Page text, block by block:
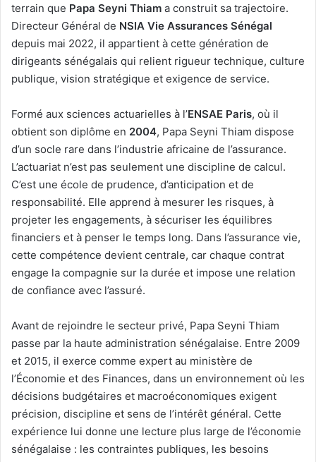
terrain que Papa Seyni Thiam a construit sa trajectoire.
Directeur Général de NSIA Vie Assurances Sénégal
depuis mai 2022, il appartient à cette génération de
dirigeants sénégalais qui relient rigueur technique, culture
publique, vision stratégique et exigence de service.
Formé aux sciences actuarielles à l’ENSAE Paris, où il
obtient son diplôme en 2004, Papa Seyni Thiam dispose
d’un socle rare dans l’industrie africaine de l’assurance.
L’actuariat n’est pas seulement une discipline de calcul.
C’est une école de prudence, d’anticipation et de
responsabilité. Elle apprend à mesurer les risques, à
projeter les engagements, à sécuriser les équilibres
financiers et à penser le temps long. Dans l’assurance vie,
cette compétence devient centrale, car chaque contrat
engage la compagnie sur la durée et impose une relation
de confiance avec l’assuré.
Avant de rejoindre le secteur privé, Papa Seyni Thiam
passe par la haute administration sénégalaise. Entre 2009
et 2015, il exerce comme expert au ministère de
l’Économie et des Finances, dans un environnement où les
décisions budgétaires et macroéconomiques exigent
précision, discipline et sens de l’intérêt général. Cette
expérience lui donne une lecture plus large de l’économie
sénégalaise : les contraintes publiques, les besoins